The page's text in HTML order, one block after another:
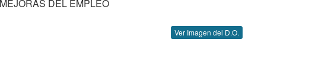
DEL EMPLEO
Ver Imagen del D.O.